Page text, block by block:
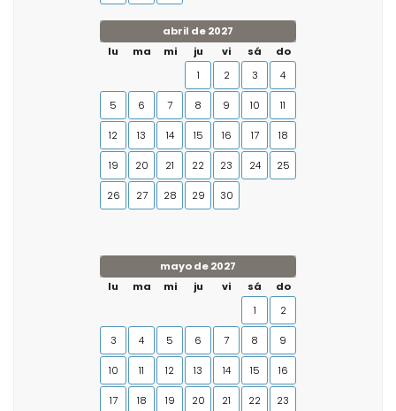
abril de 2027
lu
ma mi ju vi sá
do
1
2 3 4
5 6 7 8 9 10 11
12 13 14 15 16 17 18
19 20 21 22 23 24 25
26 27 28 29 30
mayo de 2027
lu
ma mi ju vi sá
do
1
2
3 4 5 6 7 8 9
10 11 12 13 14 15 16
17 18 19 20 21 22 23